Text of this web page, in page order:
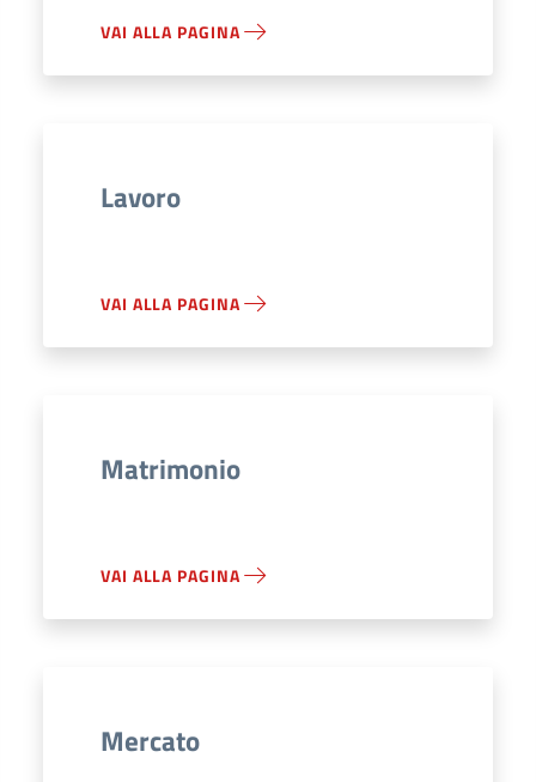
VAI ALLA PAGINA
Lavoro
VAI ALLA PAGINA
Matrimonio
VAI ALLA PAGINA
Mercato